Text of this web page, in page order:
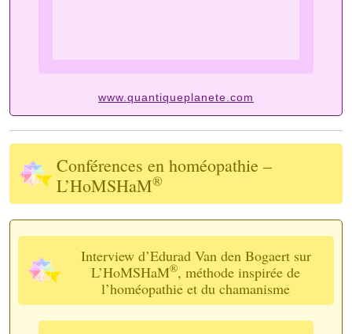
www.quantiqueplanete.com
Conférences en homéopathie –
L’HoMSHaM®
Interview d’Edurad Van den Bogaert sur
L’HoMSHaM®, méthode inspirée de
l’homéopathie et du chamanisme